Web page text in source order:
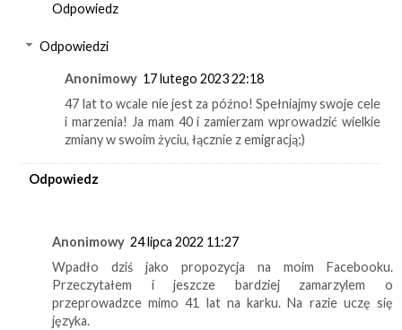
Odpowiedz
Odpowiedzi
Anonimowy 17 lutego 2023 22:18
47 lat to wcale nie jest za późno! Spełniajmy swoje cele
i marzenia! Ja mam 40 i zamierzam wprowadzić wielkie
zmiany w swoim życiu, łącznie z emigracją;)
Odpowiedz
Anonimowy 24 lipca 2022 11:27
Wpadło dziś jako propozycja na moim Facebooku.
Przeczytałem i jeszcze bardziej zamarzylem o
przeprowadzce mimo 41 lat na karku. Na razie uczę się
języka.